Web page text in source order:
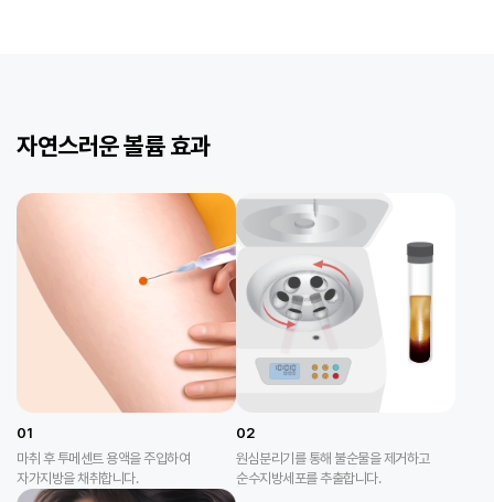
자연스러운 볼륨 효과
01
마취 후 투메센트 용액을 주입하여
자가지방을 채취합니다.
02
원심분리기를 통해 불순물을 제거하고
순수지방세포를 추출합니다.